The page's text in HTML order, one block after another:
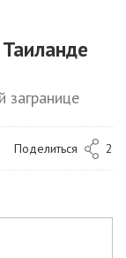
Поделиться 2